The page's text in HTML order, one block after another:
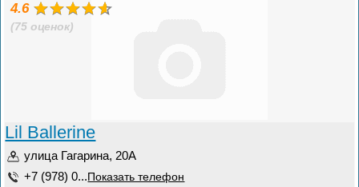
4.6
(75 оценок)
Lil Ballerine
улица Гагарина, 20А
+7 (978) 0... Показать телефон